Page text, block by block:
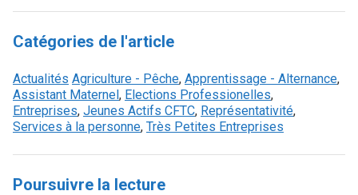
Catégories de l'article
Actualités Agriculture - Pêche, Apprentissage - Alternance,
Assistant Maternel, Elections Professionelles,
Entreprises, Jeunes Actifs CFTC, Représentativité,
Services à la personne, Très Petites Entreprises
Poursuivre la lecture